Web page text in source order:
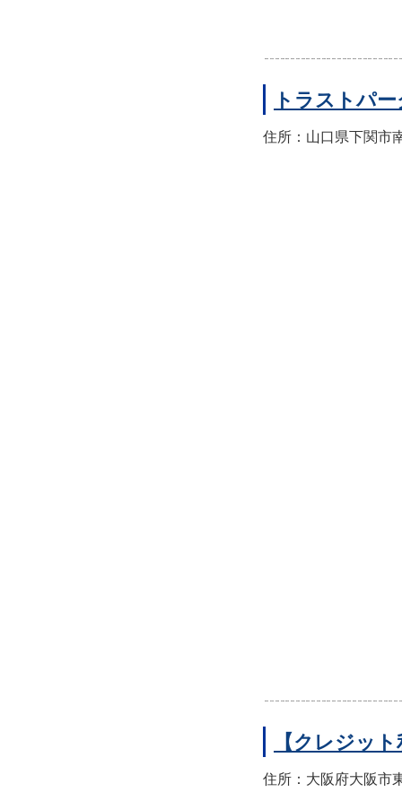
トラストパ
住所：山口県下関市
【クレジッ
住所：大阪府大阪市